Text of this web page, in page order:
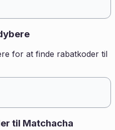
for at finde rabatkoder til
til Matchacha